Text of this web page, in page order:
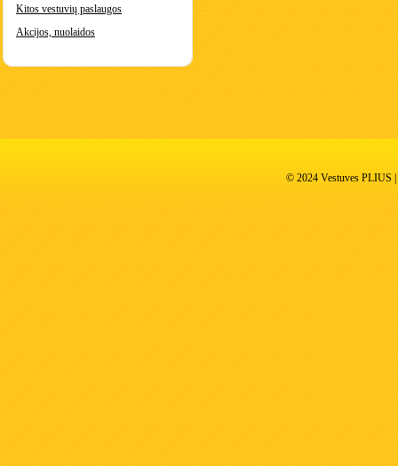
Kitos vestuvių paslaugos
Akcijos, nuolaidos
© 2024 Vestuves PLIUS